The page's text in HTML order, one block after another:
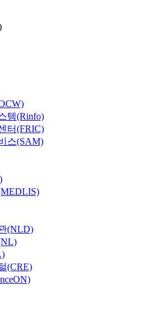
템(Rinfo)
터(FRIC)
스(SAM)
(NLD)
(CRE)